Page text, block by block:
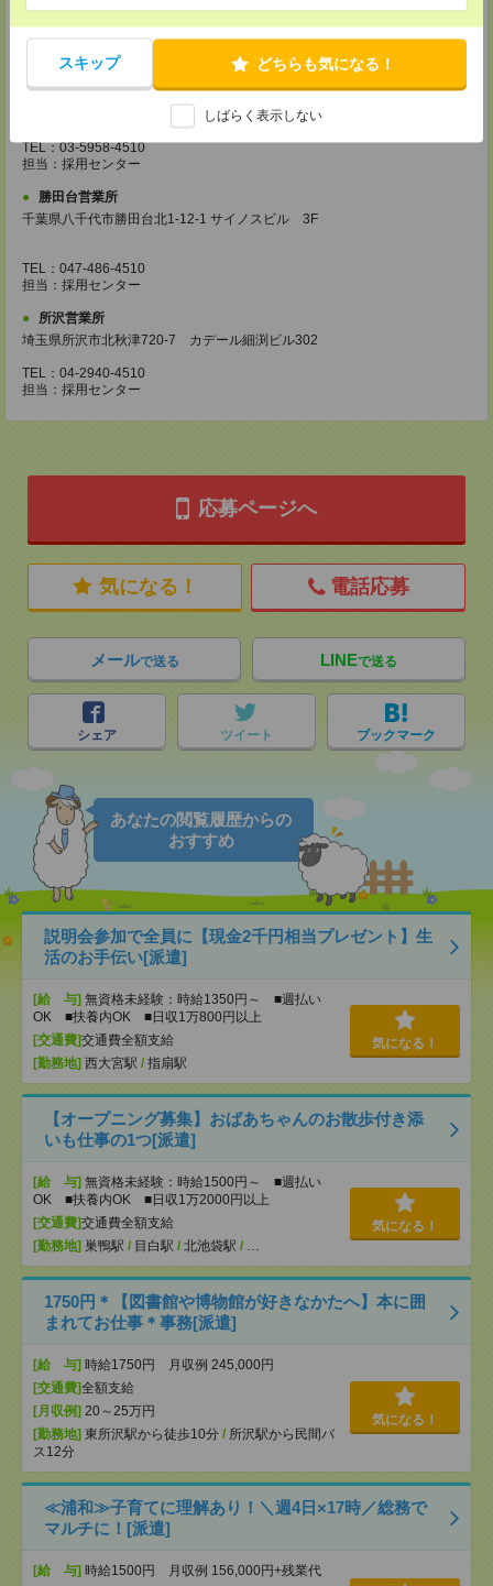
スキップ どちらも気になる！
しばらく表示しない
東京都立川市曙町2-31-15 日住金立川ビル3F
TEL：042-540-7331
担当：採用センター
池袋営業所
東京都豊島区南池袋2-27-16 近藤ビル4F
TEL：03-5958-4510
担当：採用センター
勝田台営業所
千葉県八千代市勝田台北1-12-1 サイノスビル 3F
TEL：047-486-4510
担当：採用センター
所沢営業所
埼玉県所沢市北秋津720-7 カデール細渕ビル302
TEL：04-2940-4510
担当：採用センター
応募ページへ
気になる！ 電話応募
メールで送る LINEで送る
シェア ツイート ブックマーク
あなたの閲覧履歴からの
おすすめ
説明会参加で全員に【現金2千円相当プレゼント】生
活のお手伝い[派遣]
[給 与] 無資格未経験：時給1350円～ ■週払い
OK ■扶養内OK ■日収1万800円以上
[交通費]交通費全額支給
[勤務地] 西大宮駅 / 指扇駅
気になる！
【オープニング募集】おばあちゃんのお散歩付き添
いも仕事の1つ[派遣]
[給 与] 無資格未経験：時給1500円～ ■週払い
OK ■扶養内OK ■日収1万2000円以上
[交通費]交通費全額支給
[勤務地] 巣鴨駅 / 目白駅 / 北池袋駅 / …
気になる！
1750円＊【図書館や博物館が好きなかたへ】本に囲
まれてお仕事＊事務[派遣]
[給 与] 時給1750円 月収例 245,000円
[交通費]全額支給
[月収例] 20～25万円
[勤務地] 東所沢駅から徒歩10分 / 所沢駅から民間バ
ス12分
気になる！
≪浦和≫子育てに理解あり！＼週4日×17時／総務で
マルチに！[派遣]
[給 与] 時給1500円 月収例 156,000円+残業代